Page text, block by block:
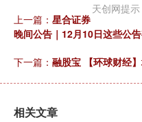
天创网提
上一篇： 星合证券
晚间公告｜12月10日这些公
下一篇： 融股宝 【环球财经
相关文章